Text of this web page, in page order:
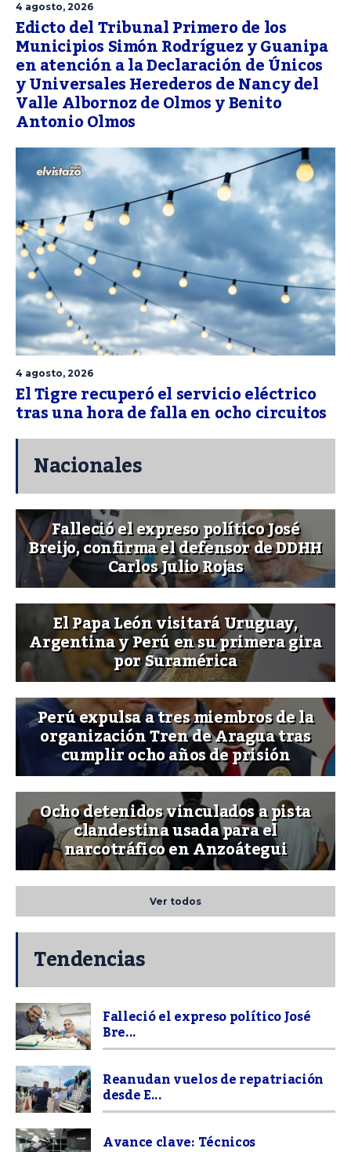
4 agosto, 2026
Edicto del Tribunal Primero de los
Municipios Simón Rodríguez y Guanipa
en atención a la Declaración de Únicos
y Universales Herederos de Nancy del
Valle Albornoz de Olmos y Benito
Antonio Olmos
4 agosto, 2026
El Tigre recuperó el servicio eléctrico
tras una hora de falla en ocho circuitos
Nacionales
Falleció el expreso político José
Breijo, confirma el defensor de DDHH
Carlos Julio Rojas
El Papa León visitará Uruguay,
Argentina y Perú en su primera gira
por Suramérica
Perú expulsa a tres miembros de la
organización Tren de Aragua tras
cumplir ocho años de prisión
Ocho detenidos vinculados a pista
clandestina usada para el
narcotráfico en Anzoátegui
Ver todos
Tendencias
Falleció el expreso político José
Bre...
Reanudan vuelos de repatriación
desde E...
Avance clave: Técnicos